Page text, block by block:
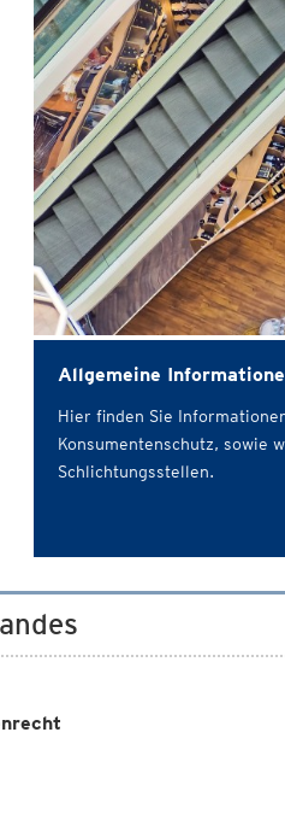
Allgemeine
Hier finden Sie
Konsumentenschutz, sowie
Schlichtungsstellen.